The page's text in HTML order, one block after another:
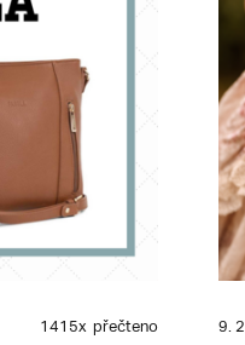
1415x přečteno 9. 2.